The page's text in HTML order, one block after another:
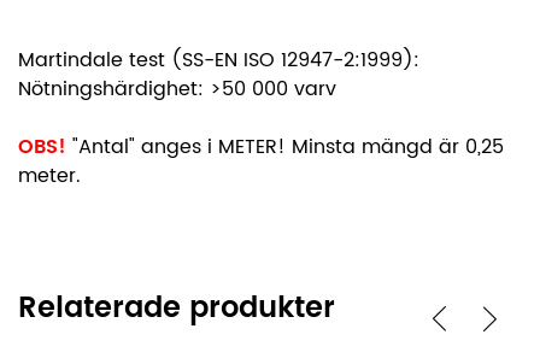
Martindale test (SS-EN ISO 12947-2:1999):
Nötningshärdighet: >50 000 varv
OBS! "Antal" anges i METER! Minsta mängd är 0,25
meter.
Relaterade produkter